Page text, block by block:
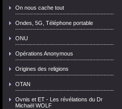
On nous cache tout
Ondes, 5G, Téléphone portable
ONU
Opérations Anonymous
Origines des religions
OTAN
Ovnis et ET - Les révélations du Dr
Michaël WOLF